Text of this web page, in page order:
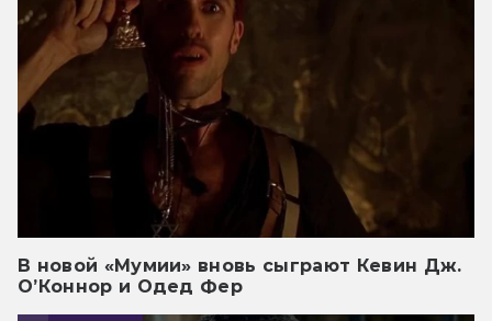
В новой «Мумии» вновь сыграют Кевин Дж.
О’Коннор и Одед Фер